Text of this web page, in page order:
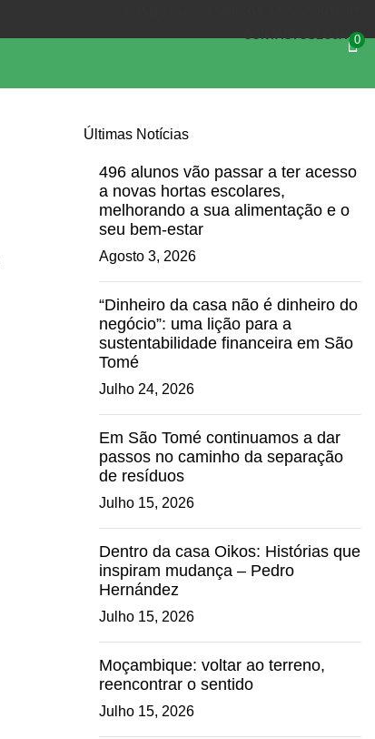
CONTACTOSLOJA 0
Últimas Notícias
496 alunos vão passar a ter acesso
a novas hortas escolares,
melhorando a sua alimentação e o
seu bem-estar
Agosto 3, 2026
“Dinheiro da casa não é dinheiro do
negócio”: uma lição para a
sustentabilidade financeira em São
Tomé
Julho 24, 2026
Em São Tomé continuamos a dar
passos no caminho da separação
de resíduos
Julho 15, 2026
Dentro da casa Oikos: Histórias que
inspiram mudança – Pedro
Hernández
Julho 15, 2026
Moçambique: voltar ao terreno,
reencontrar o sentido
Julho 15, 2026